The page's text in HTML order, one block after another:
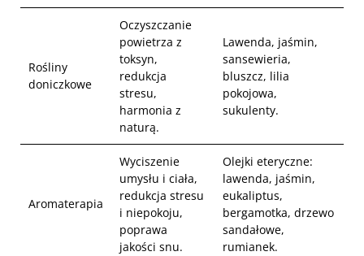
Rośliny
doniczkowe
Oczyszczanie
powietrza z
toksyn,
redukcja
stresu,
harmonia z
naturą.
Lawenda, jaśmin,
sansewieria,
bluszcz, lilia
pokojowa,
sukulenty.
Aromaterapia
Wyciszenie
umysłu i ciała,
redukcja stresu
i niepokoju,
poprawa
jakości snu.
Olejki eteryczne:
lawenda, jaśmin,
eukaliptus,
bergamotka, drzewo
sandałowe,
rumianek.